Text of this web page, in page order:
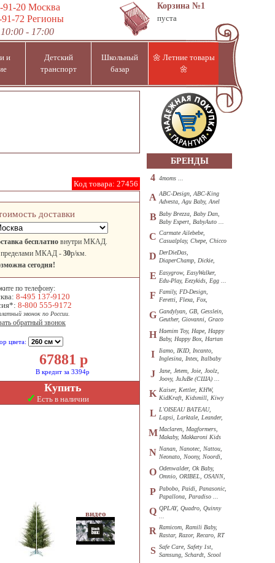
91-20Москва
72 Регионы
- 17:00
Корзина №1
пуста
и
Детский
транспорт
Школьный
базар
🌼 Летние товары
🌼
Код товара: 27456
доставки
бесплатно внутри МКАД.
пределами МКАД - 30р/км.
сегодня!
по телефону:
8-495 137-9120
8-800 555-9172
звонок по России.
обратный звонок
цвета:
67881 р
В кредит за 3394р
Купить
✓ Есть в наличии
БРЕНДЫ
4 4moms ...
A ABC-Design, ABC-King
Advesta, Agu Baby, Anel
B Baby Brezza, Baby Dan,
Baby Expert, BabyAuto ...
C Carmate Ailebebe,
Casualplay, Chepe, Chicco
D DerDieDas,
DiaperChamp, Dickie,
E Easygrow, EasyWalker,
Edu-Play, Eezykids, Egg ...
F
Family, FD-Design,
Feretti, Flexa, Fox,
G Gandylyan, GB, Gesslein,
Geuther, Giovanni, Graco
H Haenim Toy, Hape, Happy
Baby, Happy Box, Hartan
I
Iiamo, IKID, Incanto,
Inglesina, Intex, Italbaby
J
Jane, Jetem, Joie, Joolz,
Joovy, JuJuBe (США) ...
K Kaiser, Kettler, KHW,
KidKraft, Kidsmill, Kiwy
L L'OISEAU BATEAU,
Lapsi, Larktale, Leander,
M Maclaren, Magformers,
Makaby, Makkaroni Kids
N Nanan, Nanotec, Nattou,
Neonato, Noony, Noordi,
O Odenwalder, Ok Baby,
Omnio, ORIBEL, OSANN,
P Pabobo, Paidi, Panasonic,
Papallona, Paradiso ...
Q QPLAY, Quadro, Quinny
R Ramicom, Ramili Baby,
Rastar, Razor, Recaro, RT
S Safe Care, Safety 1st,
Samsung, Schardt, Scool